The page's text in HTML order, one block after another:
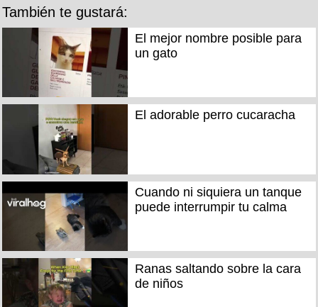
También te gustará:
El mejor nombre posible para
un gato
El adorable perro cucaracha
Cuando ni siquiera un tanque
puede interrumpir tu calma
Ranas saltando sobre la cara
de niños